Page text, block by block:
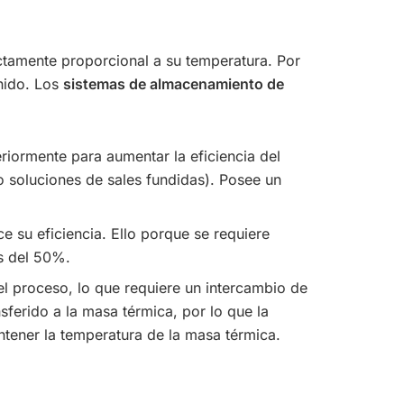
proporcional a su temperatura. Por
Los sistemas de almacenamiento de
para aumentar la eficiencia del
de sales fundidas). Posee un
su eficiencia. Ello porque se requiere
del 50%.
proceso, lo que requiere un intercambio de
a la masa térmica, por lo que la
la temperatura de la masa térmica.